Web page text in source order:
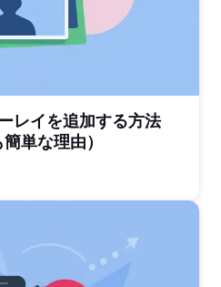
レイを追加する方法
単な理由）